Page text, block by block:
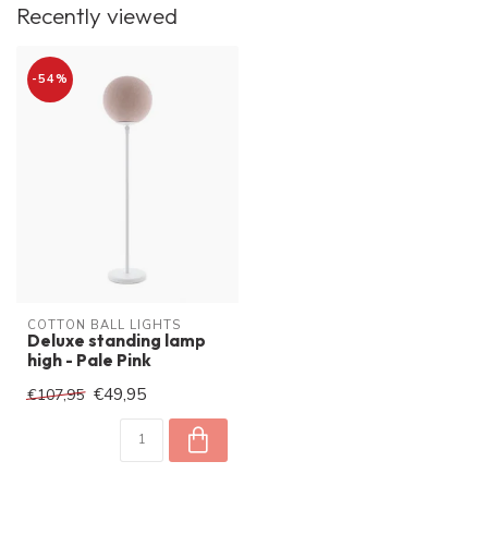
Recently viewed
-54%
COTTON BALL LIGHTS
Deluxe standing lamp
high - Pale Pink
€107,95 €49,95